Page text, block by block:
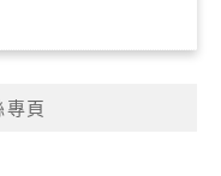
專頁